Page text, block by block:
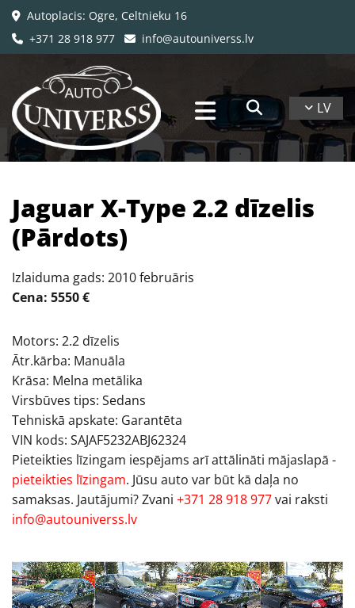
 Autoplacis: Ogre, Celtnieku 16
 +371 28 918 977  info@autouniverss.lv
LV
Jaguar X-Type 2.2 dīzelis
(Pārdots)
Izlaiduma gads: 2010 februāris
Cena: 5550 €
Motors: 2.2 dīzelis
Ātr.kārba: Manuāla
Krāsa: Melna metālika
Virsbūves tips: Sedans
Tehniskā apskate: Garantēta
VIN kods: SAJAF5232ABJ62324
Pieteikties līzingam iespējams arī attālināti mājaslapā -
pieteikties līzingam. Jūsu auto var būt kā daļa no
samaksas. Jautājumi? Zvani +371 28 918 977vai raksti
info@autouniverss.lv